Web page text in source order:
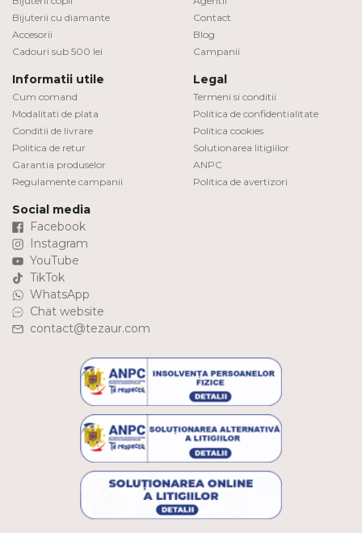
Bijuterii cu diamante
Accesorii
Cadouri sub 500 lei
Contact
Blog
Campanii
Informatii utile
Cum comand
Modalitati de plata
Conditii de livrare
Politica de retur
Garantia produselor
Regulamente campanii
Legal
Termeni si conditii
Politica de confidentialitate
Politica cookies
Solutionarea litigiilor
ANPC
Politica de avertizori
Social media
Facebook
Instagram
YouTube
TikTok
WhatsApp
Chat website
contact@tezaur.com